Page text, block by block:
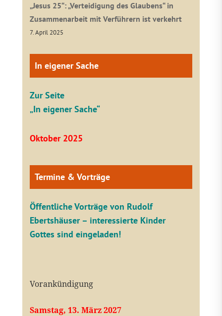
„Jesus 25“: „Verteidigung des Glaubens“ in
Zusammenarbeit mit Verführern ist verkehrt
7. April 2025
In eigener Sache
Zur Seite
„In eigener Sache“
Oktober 2025
Termine & Vorträge
Öffentliche Vorträge von Rudolf
Ebertshäuser – interessierte Kinder
Gottes sind eingeladen!
Vorankündigung
Samstag, 13. März 2027